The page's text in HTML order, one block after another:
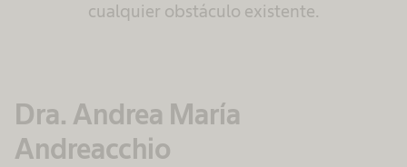
cualquier obstáculo existente.
Dra. Andrea María
Andreacchio